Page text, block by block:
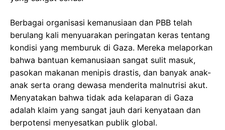
Berbagai organisasi kemanusiaan dan PBB telah
berulang kali menyuarakan peringatan keras tentang
kondisi yang memburuk di Gaza. Mereka melaporkan
bahwa bantuan kemanusiaan sangat sulit masuk,
pasokan makanan menipis drastis, dan banyak anak-
anak serta orang dewasa menderita malnutrisi akut.
Menyatakan bahwa tidak ada kelaparan di Gaza
adalah klaim yang sangat jauh dari kenyataan dan
berpotensi menyesatkan publik global.